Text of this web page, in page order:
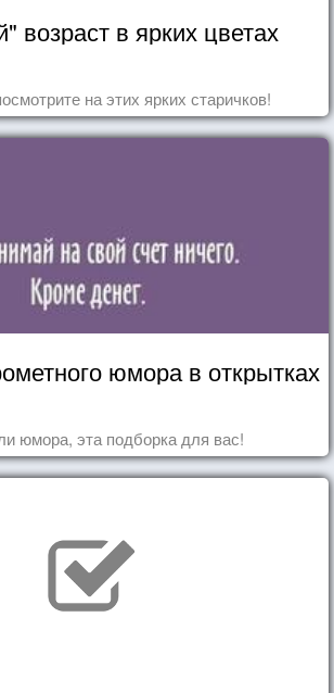
возраст в ярких цветах
на этих ярких старичков!
юмора в открытках
юмора, эта подборка для вас!